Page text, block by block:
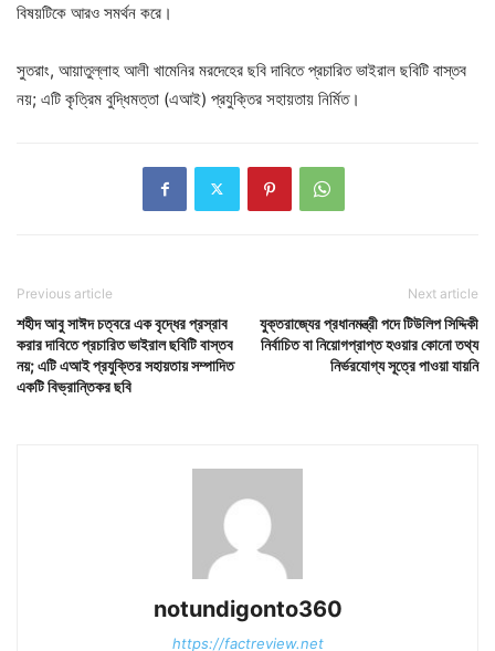
বিষয়টিকে আরও সমর্থন করে।
সুতরাং, আয়াতুল্লাহ আলী খামেনির মরদেহের ছবি দাবিতে প্রচারিত ভাইরাল ছবিটি বাস্তব
নয়; এটি কৃত্রিম বুদ্ধিমত্তা (এআই) প্রযুক্তির সহায়তায় নির্মিত।
Previous article
শহীদ আবু সাঈদ চত্বরে এক বৃদ্ধের প্রস্রাব
করার দাবিতে প্রচারিত ভাইরাল ছবিটি বাস্তব
নয়; এটি এআই প্রযুক্তির সহায়তায় সম্পাদিত
একটি বিভ্রান্তিকর ছবি
Next article
যুক্তরাজ্যের প্রধানমন্ত্রী পদে টিউলিপ সিদ্দিকী
নির্বাচিত বা নিয়োগপ্রাপ্ত হওয়ার কোনো তথ্য
নির্ভরযোগ্য সূত্রে পাওয়া যায়নি
notundigonto360
https://factreview.net